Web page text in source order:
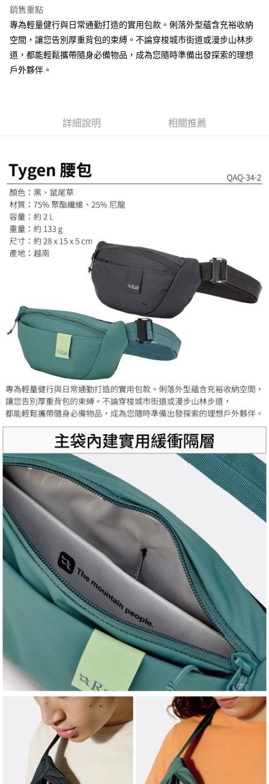
【關於「AFTEE先享後付」】
AFTEE先享後付是「在收到商品之後才付款」的支付方式。 讓您購物簡單
１．簡單：不需註冊會員、不需綁卡、不需儲值。
２．便利：只要手機號碼，簡訊認證，即可結帳。
３．安心：先確認商品／服務後，再付款。
２．訂單成立數日內，您將收到繳費通知簡訊。
３．收到繳費通知簡訊後14天內，點擊此簡訊中的連結，可透過四大超商／
購買商品的店家。未經商家同意取消之訂單仍視為有效，需透過AFTEE先享
後付繳納相關費用。
※ 交易是否成功請以「AFTEE先享後付 」之結帳頁面顯示為準，若有關於
是否繳費成功／繳費後需取消欲退款等相關疑問，請聯繫「AFTEE先享後付
客戶支援中心」https://netprotections.freshdesk.com/support/home
【注意事項】
１．透過由恩沛科技股份有限公司提供之「AFTEE先享後付」服務完成之交
易，需依本服務之必要範圍內提供個人資料，並將交易相關給付款項請求債
權轉讓予恩沛科技股份有限公司。
２．關於個人資料處理事宜，請瀏覽以下網址：
https://aftee.tw/terms/#terms3
３．未成年的使用者請事先徵得法定代理人或監護人之同意方可使用
「AFTEE先享後付」，若未經同意申辦者引起之損失，本公司不負相關責
任。
４．使用「AFTEE先享後付」時，將依據個別帳號之用戶狀況，依本公司即
時審查核予不同之上限額度；若仍有額度不足之情形，本公司將視審查結果
請求用戶進行身份認證。
５．嚴禁一人註冊多個帳號或使用他人資訊註冊。若發現惡意使用之情形，
恩沛科技股份有限公司將有權停止該用戶之使用額度並採取法律行動。
ATM付款
運送方式
全家取貨付款
每筆NT$60，滿NT$799(含以上)免運費
每筆NT$100，滿NT$799(含以上)免運費
付款後門市自取
免運費
銷售重點
專為輕量健行與日常通勤打造的實用包款。俐落外型蘊含充裕收納
空間，讓您告別厚重背包的束縛。不論穿梭城市街道或漫步山林步
道，都能輕鬆攜帶隨身必備物品，成為您隨時準備出發探索的理想
戶外夥伴。
詳細說明 相關推薦